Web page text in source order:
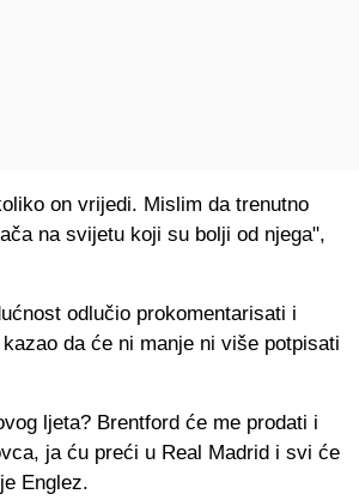
on vrijedi. Mislim da trenutno
na svijetu koji su bolji od njega",
odlučio prokomentarisati i
da će ni manje ni više potpisati
ljeta? Brentford će me prodati i
ja ću preći u Real Madrid i svi će
Englez.